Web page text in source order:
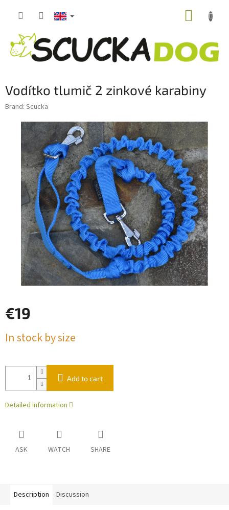
Vodítko tlumič 2 zinkové karabiny
Brand: Scucka
€19
price:
In stock by size
Add to cart
Detailed information
ASK WATCH SHARE
Description Discussion